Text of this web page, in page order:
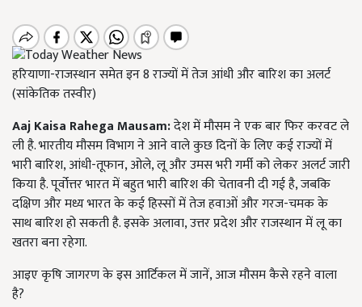
हरियाणा-राजस्थान समेत इन 8 राज्यों में तेज आंधी और बारिश का अलर्ट
(सांकेतिक तस्वीर)
Aaj Kaisa Rahega Mausam:देश में मौसम ने एक बार फिर करवट ले
ली है. भारतीय मौसम विभाग ने आने वाले कुछ दिनों के लिए कई राज्यों में
भारी बारिश, आंधी-तूफान, ओले, लू और उमस भरी गर्मी को लेकर अलर्ट जारी
किया है. पूर्वोत्तर भारत में बहुत भारी बारिश की चेतावनी दी गई है, जबकि
दक्षिण और मध्य भारत के कई हिस्सों में तेज हवाओं और गरज-चमक के
साथ बारिश हो सकती है. इसके अलावा, उत्तर प्रदेश और राजस्थान में लू का
खतरा बना रहेगा.
आइए कृषि जागरण के इस आर्टिकल में जानें, आज मौसम कैसे रहने वाला
है?